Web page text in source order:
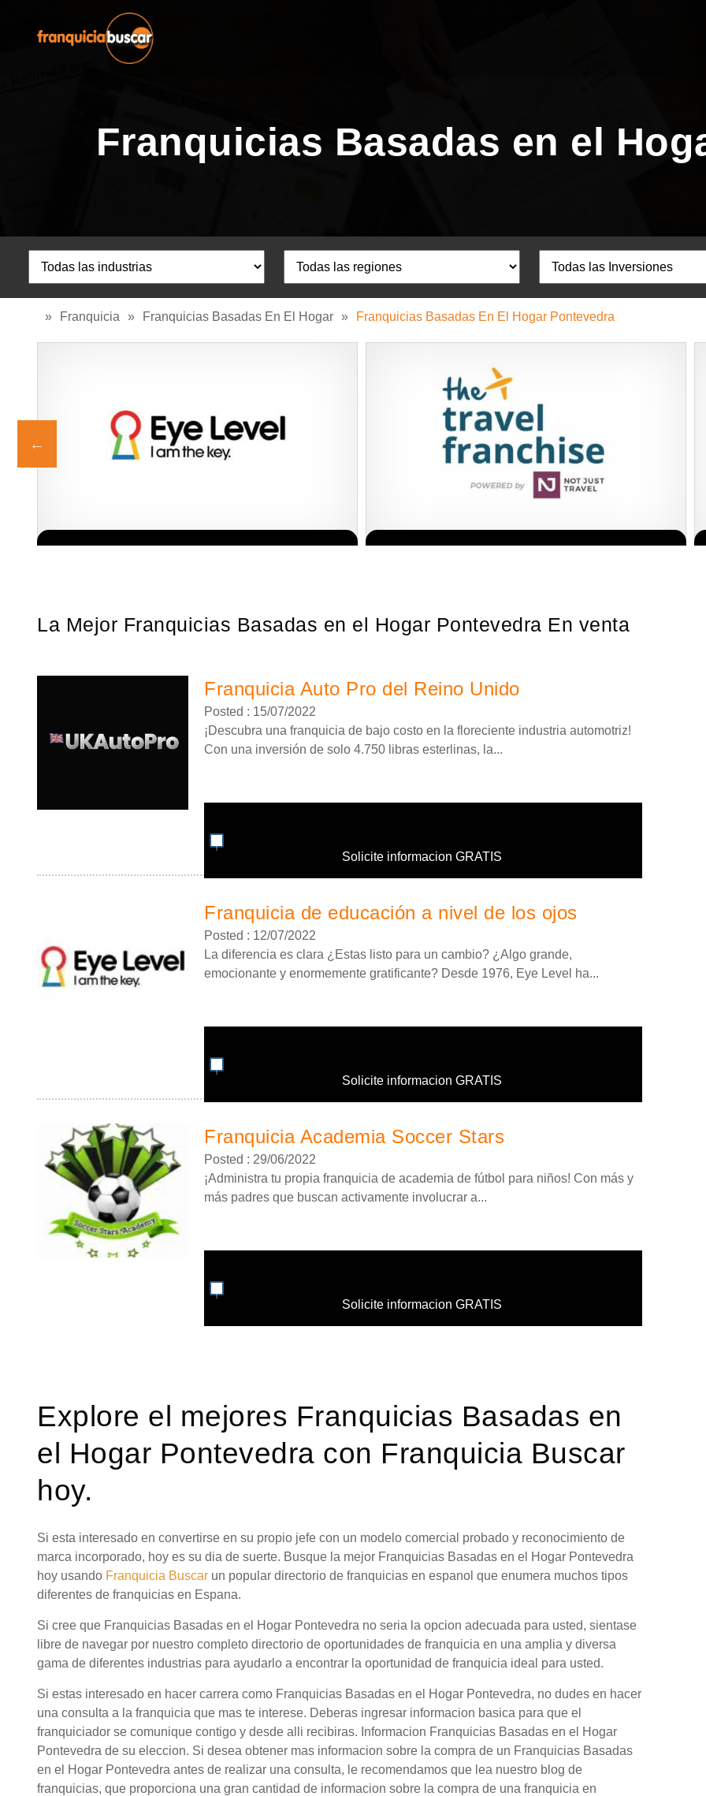
Franquicias Basadas en el
» Franquicia » Franquicias Basadas En El Hogar » Franquicias Basadas En El Hogar Pontevedra
La Mejor Franquicias Basadas en el Hogar Pontevedra En venta
Franquicia Auto Pro del Reino Unido
Posted : 15/07/2022
¡Descubra una franquicia de bajo costo en la floreciente industria automotriz!
Con una inversión de solo 4.750 libras esterlinas, la...
Solicite informacion GRATIS
Franquicia de educación a nivel de los ojos
Posted : 12/07/2022
La diferencia es clara ¿Estas listo para un cambio? ¿Algo grande,
emocionante y enormemente gratificante? Desde 1976, Eye Level ha...
Solicite informacion GRATIS
Franquicia Academia Soccer Stars
Posted : 29/06/2022
¡Administra tu propia franquicia de academia de fútbol para niños! Con más y
más padres que buscan activamente involucrar a...
Solicite informacion GRATIS
Explore el mejores Franquicias Basadas en
el Hogar Pontevedra con Franquicia Buscar
hoy.
Si esta interesado en convertirse en su propio jefe con un modelo comercial probado y reconocimiento de
marca incorporado, hoy es su dia de suerte. Busque la mejor Franquicias Basadas en el Hogar Pontevedra
hoy usando Franquicia Buscar un popular directorio de franquicias en espanol que enumera muchos tipos
diferentes de franquicias en Espana.
Si cree que Franquicias Basadas en el Hogar Pontevedra no seria la opcion adecuada para usted, sientase
libre de navegar por nuestro completo directorio de oportunidades de franquicia en una amplia y diversa
gama de diferentes industrias para ayudarlo a encontrar la oportunidad de franquicia ideal para usted.
Si estas interesado en hacer carrera como Franquicias Basadas en el Hogar Pontevedra, no dudes en hacer
una consulta a la franquicia que mas te interese. Deberas ingresar informacion basica para que el
franquiciador se comunique contigo y desde alli recibiras. Informacion Franquicias Basadas en el Hogar
Pontevedra de su eleccion. Si desea obtener mas informacion sobre la compra de un Franquicias Basadas
en el Hogar Pontevedra antes de realizar una consulta, le recomendamos que lea nuestro blog de
franquicias, que proporciona una gran cantidad de informacion sobre la compra de una franquicia en